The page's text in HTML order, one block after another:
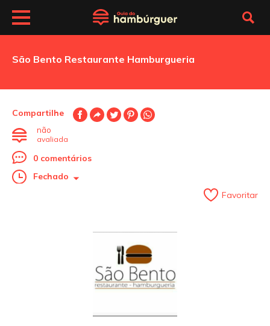
São Bento Restaurante Hamburgueria
Compartilhe
não
avaliada
0 comentários
Fechado
Favoritar